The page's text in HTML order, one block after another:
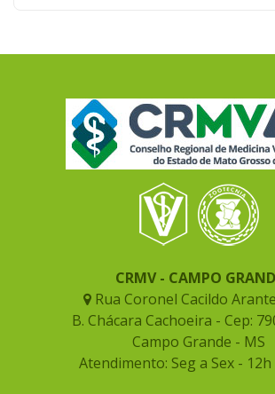
CRMV - CAMPO
Rua Coronel Cacildo
B. Chácara Cachoeira - Cep:
Campo Grande - MS
Atendimento: Seg a Sex - 12h